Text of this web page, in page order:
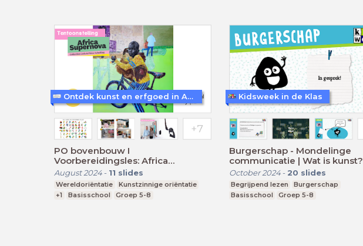
PO bovenbouw I
Voorbereidingsles: Africa
Supernova
August 2024- 11 slides
Wereldoriëntatie
Kunstzinnige oriëntatie
+1
Basisschool Groep 5-8
Ontdek kunst en erfgoed in Amersfoort
Burgerschap - Mondelinge
communicatie | Wat is kunst?
October 2024- 20 slides
Begrijpend lezen
Burgerschap
Basisschool
Groep 5-8
Kidsweek in de Klas